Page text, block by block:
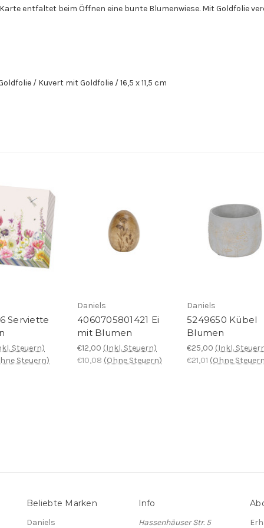
entfaltet beim Öffnen eine bunte Blumenwiese. Mit Goldfolie
/ Kuvert mit Goldfolie / 16,5 x 11,5 cm
Serviette
Steuern)
Steuern)
Daniels
4060705801421 Ei
mit Blumen
€12,00 (Inkl. Steuern)
€10,08 (Ohne Steuern)
Daniels
5249650 Kübel
Blumen
€25,00 (Inkl.
€21,01 (Ohne
Beliebte Marken
Daniels
Info
Hassenhäuser Str. 5